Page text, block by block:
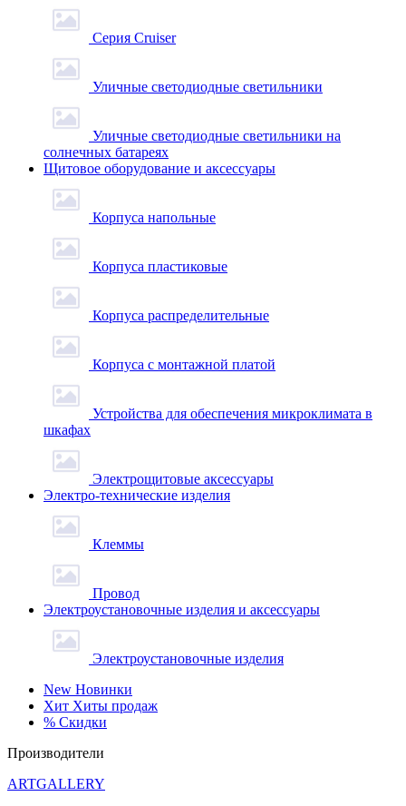
Серия Cruiser
Уличные светодиодные светильники
Уличные светодиодные светильники на
солнечных батареях
Щитовое оборудование и аксессуары
Корпуса напольные
Корпуса пластиковые
Корпуса распределительные
Корпуса с монтажной платой
Устройства для обеспечения микроклимата в
шкафах
Электрощитовые аксессуары
Электро-технические изделия
Клеммы
Провод
Электроустановочные изделия и аксессуары
Электроустановочные изделия
New Новинки
Хит Хиты продаж
% Скидки
Производители
ARTGALLERY